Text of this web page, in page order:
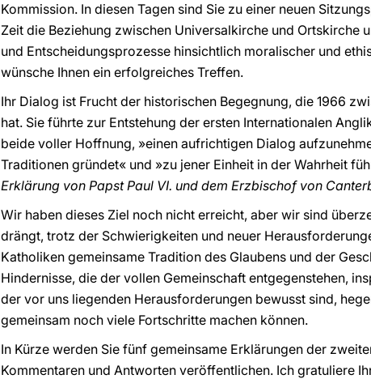
Kommission. In diesen Tagen sind Sie zu einer neuen
Zeit die Beziehung zwischen Universalkirche und Ortskirche
und Entscheidungsprozesse hinsichtlich moralischer und
wünsche Ihnen ein erfolgreiches Treffen.
Ihr Dialog ist Frucht der historischen Begegnung, die 1966
hat. Sie führte zur Entstehung der ersten Internationalen
beide voller Hoffnung, »einen aufrichtigen Dialog
Traditionen gründet« und »zu jener Einheit in der Wahrheit
Erklärung von Papst Paul VI. und dem Erzbischof von
Wir haben dieses Ziel noch nicht erreicht, aber wir sind
drängt, trotz der Schwierigkeiten und neuer
Katholiken gemeinsame Tradition des Glaubens und der
Hindernisse, die der vollen Gemeinschaft entgegenstehen,
der vor uns liegenden Herausforderungen bewusst sind,
gemeinsam noch viele Fortschritte machen können.
In Kürze werden Sie fünf gemeinsame Erklärungen der
Kommentaren und Antworten veröffentlichen. Ich gratuliere